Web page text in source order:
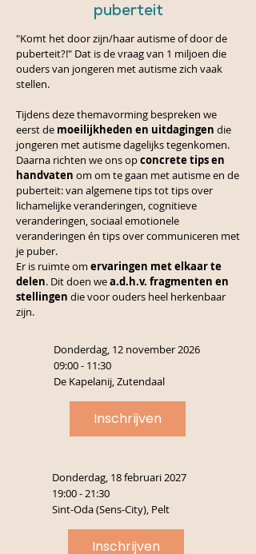
puberteit
"Komt het door zijn/haar autisme of door de
puberteit?!" Dat is de vraag van 1 miljoen die
ouders van jongeren met autisme zich vaak
stellen.
Tijdens deze themavorming bespreken we
eerst de moeilijkheden en uitdagingen die
jongeren met autisme dagelijks tegenkomen.
Daarna richten we ons opconcrete tips en
handvaten om om te gaan met autisme en de
puberteit: van algemene tips tot tips over
lichamelijke veranderingen, cognitieve
veranderingen, sociaal emotionele
veranderingen én tips over communiceren met
je puber.
Er is ruimte om ervaringen met elkaar te
delen. Dit doen wea.d.h.v. fragmenten en
stellingen die voor ouders heel herkenbaar
zijn.
Donderdag, 12 november 2026
09:00 - 11:30
De Kapelanij, Zutendaal
Inschrijven
Donderdag, 18 februari 2027
19:00 - 21:30
Sint-Oda (Sens-City), Pelt
Inschrijven